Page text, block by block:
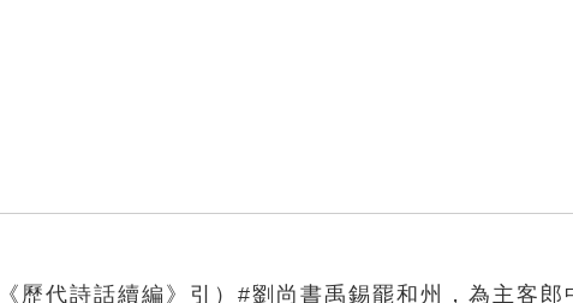
歷代詩話續編》引）#劉尚書禹錫罷和州，為主客郎